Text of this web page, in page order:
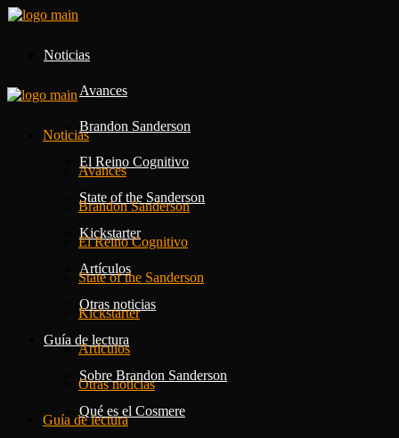
Noticias
Avances
Brandon Sanderson
El Reino Cognitivo
State of the Sanderson
Kickstarter
Artículos
Otras noticias
Guía de lectura
Sobre Brandon Sanderson
Qué es el Cosmere
Noticias
Avances
Brandon Sanderson
El Reino Cognitivo
State of the Sanderson
Kickstarter
Artículos
Otras noticias
Guía de lectura